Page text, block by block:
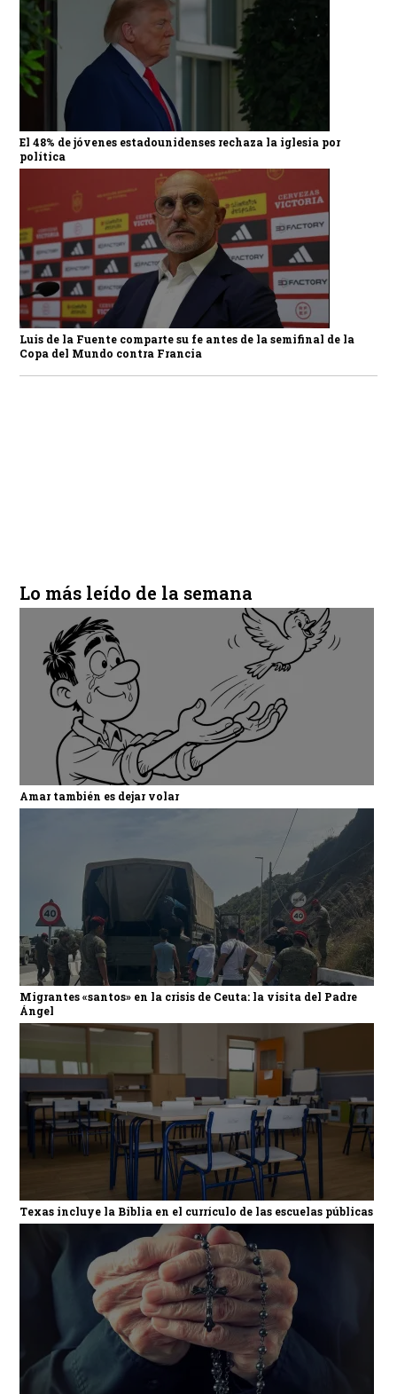
El 48% de jóvenes estadounidenses rechaza la iglesia por
política
Luis de la Fuente comparte su fe antes de la semifinal de la
Copa del Mundo contra Francia
Lo más leído de la semana
Amar también es dejar volar
Migrantes «santos» en la crisis de Ceuta: la visita del Padre
Ángel
Texas incluye la Biblia en el currículo de las escuelas públicas